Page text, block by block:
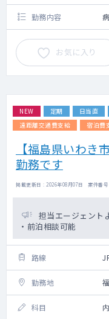
勤務内容
お気に入り
NEW 定期 日当直
遠距離交通費支給
宿泊費
【福島県いわ
勤務です
掲載更新日 : 2026年08月07日 案件番
担当エージェント
・前泊相談可能
路線
勤務地
科目